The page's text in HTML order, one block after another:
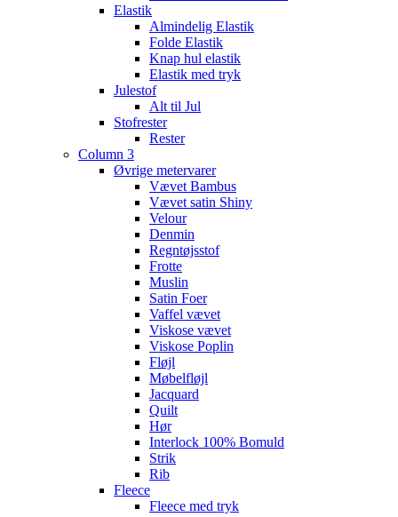
Elastik
Almindelig Elastik
Folde Elastik
Knap hul elastik
Elastik med tryk
Julestof
Alt til Jul
Stofrester
Rester
Column 3
Øvrige metervarer
Vævet Bambus
Vævet satin Shiny
Velour
Denmin
Regntøjsstof
Frotte
Muslin
Satin Foer
Vaffel vævet
Viskose vævet
Viskose Poplin
Fløjl
Møbelfløjl
Jacquard
Quilt
Hør
Interlock 100% Bomuld
Strik
Rib
Fleece
Fleece med tryk